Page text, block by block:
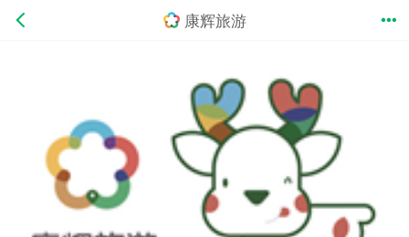
康辉旅游